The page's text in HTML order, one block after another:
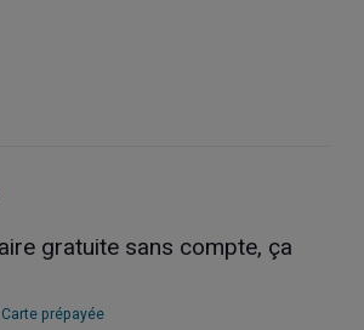
gratuite sans compte, ça
Carte prépayée